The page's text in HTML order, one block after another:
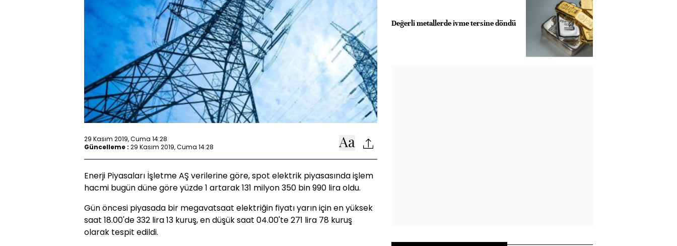
29 Kasım 2019, Cuma 14:28
Güncelleme : 29 Kasım 2019, Cuma 14:28
Enerji Piyasaları İşletme AŞ verilerine göre, spot elektrik piyasasında işlem
hacmi bugün düne göre yüzde 1 artarak 131 milyon 350 bin 990 lira oldu.
Gün öncesi piyasada bir megavatsaat elektriğin fiyatı yarın için en yüksek
saat 18.00'de 332 lira 13 kuruş, en düşük saat 04.00'te 271 lira 78 kuruş
olarak tespit edildi.
Değerli metallerde ivme tersine döndü